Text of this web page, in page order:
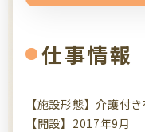
仕事情報
【施設形態】介護付
【開設】2017年9月